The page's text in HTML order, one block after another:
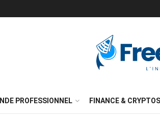
PROFESSIONNEL FINANCE & CRYPTOS